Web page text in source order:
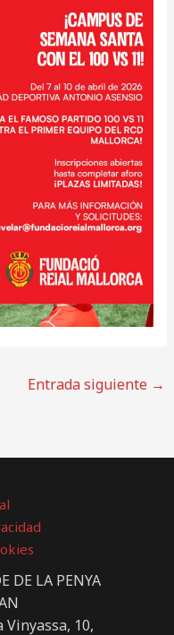
Entrada siguiente →
DE LA PENYA
Vinyassa, 10,